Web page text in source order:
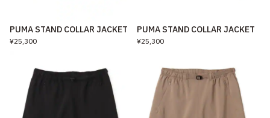
PUMA STAND COLLAR JACKET
¥25,300
PUMA STAND COLLAR JACKET
¥25,300